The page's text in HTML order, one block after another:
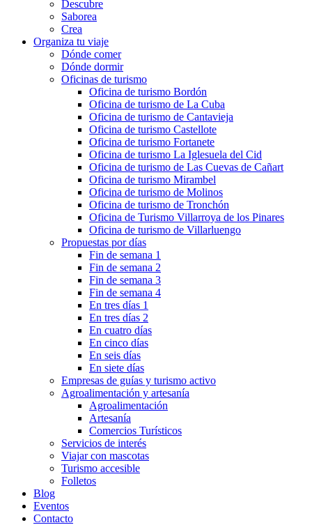
Descubre
Saborea
Crea
Organiza tu viaje
Dónde comer
Dónde dormir
Oficinas de turismo
Oficina de turismo Bordón
Oficina de turismo de La Cuba
Oficina de turismo de Cantavieja
Oficina de turismo Castellote
Oficina de turismo Fortanete
Oficina de turismo La Iglesuela del Cid
Oficina de turismo de Las Cuevas de Cañart
Oficina de turismo Mirambel
Oficina de turismo de Molinos
Oficina de turismo de Tronchón
Oficina de Turismo Villarroya de los Pinares
Oficina de turismo de Villarluengo
Propuestas por días
Fin de semana 1
Fin de semana 2
Fin de semana 3
Fin de semana 4
En tres días 1
En tres días 2
En cuatro días
En cinco días
En seis días
En siete días
Empresas de guías y turismo activo
Agroalimentación y artesanía
Agroalimentación
Artesanía
Comercios Turísticos
Servicios de interés
Viajar con mascotas
Turismo accesible
Folletos
Blog
Eventos
Contacto